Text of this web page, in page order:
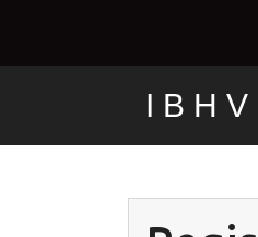
content
I B H V